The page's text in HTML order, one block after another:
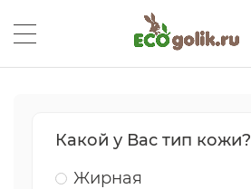
Какой у Вас тип кожи?
Жирная